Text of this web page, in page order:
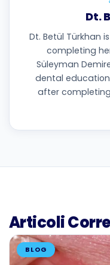
Dt.
Dt. Betül Türkhan
completing
Süleyman
dental
after
Articoli
BLOG